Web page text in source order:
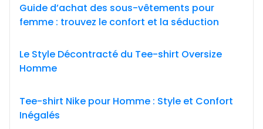
Guide d’achat des sous-vêtements pour
femme : trouvez le confort et la séduction
Le Style Décontracté du Tee-shirt Oversize
Homme
Tee-shirt Nike pour Homme : Style et Confort
Inégalés